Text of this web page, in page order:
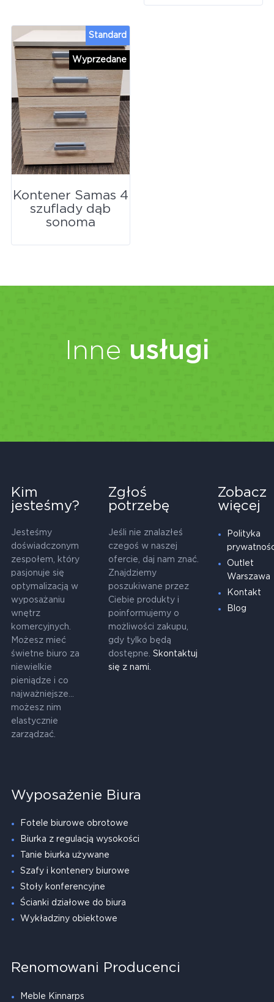
Wyprzedane
Standard
Kontener Samas 4
szuflady dąb
sonoma
Inne usługi
Kim
jesteśmy?
Jesteśmy
doświadczonym
zespołem, który
pasjonuje się
optymalizacją w
wyposażaniu
wnętrz
komercyjnych.
Możesz mieć
świetne biuro za
niewielkie
pieniądze i co
najważniejsze...
możesz nim
elastycznie
zarządzać.
Zgłoś
potrzebę
Jeśli nie znalazłeś
czegoś w naszej
ofercie, daj nam znać.
Znajdziemy
poszukiwane przez
Ciebie produkty i
poinformujemy o
możliwości zakupu,
gdy tylko będą
dostępne. Skontaktuj
się z nami.
Zobacz
więcej
Polityka
Outlet
Warszawa
Kontakt
Blog
Wyposażenie Biura
Fotele biurowe obrotowe
Biurka z regulacją wysokości
Tanie biurka używane
Szafy i kontenery biurowe
Stoły konferencyjne
Ścianki działowe do biura
Wykładziny obiektowe
Renomowani Producenci
Meble Kinnarps